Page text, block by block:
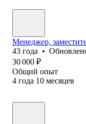
Менеджер,
43 года •
30 000 ₽
Общий опыт
4 года 10 месяцев